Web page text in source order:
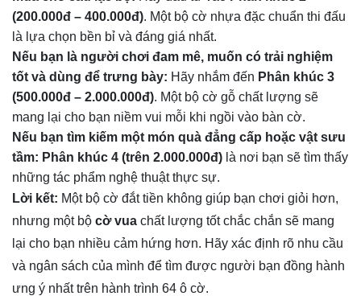
(200.000đ – 400.000đ). Một bộ cờ nhựa đặc chuẩn thi đấu
là lựa chọn bền bỉ và đáng giá nhất.
Nếu bạn là người chơi đam mê, muốn có trải nghiệm
tốt và dùng để trưng bày: Hãy nhắm đến Phân khúc 3
(500.000đ – 2.000.000đ). Một bộ cờ gỗ chất lượng sẽ
mang lại cho bạn niềm vui mỗi khi ngồi vào bàn cờ.
Nếu bạn tìm kiếm một món quà đẳng cấp hoặc vật sưu
tầm: Phân khúc 4 (trên 2.000.000đ) là nơi bạn sẽ tìm thấy
những tác phẩm nghệ thuật thực sự.
Lời kết: Một bộ cờ đắt tiền không giúp bạn chơi giỏi hơn,
nhưng một bộ cờ vua chất lượng tốt chắc chắn sẽ mang
lại cho bạn nhiều cảm hứng hơn. Hãy xác định rõ nhu cầu
và ngân sách của mình để tìm được người bạn đồng hành
ưng ý nhất trên hành trình 64 ô cờ.